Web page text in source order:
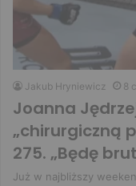
Jakub Hryniewicz 8
Joanna
„chirurgiczną
275. „Będę
Już w najbliższy